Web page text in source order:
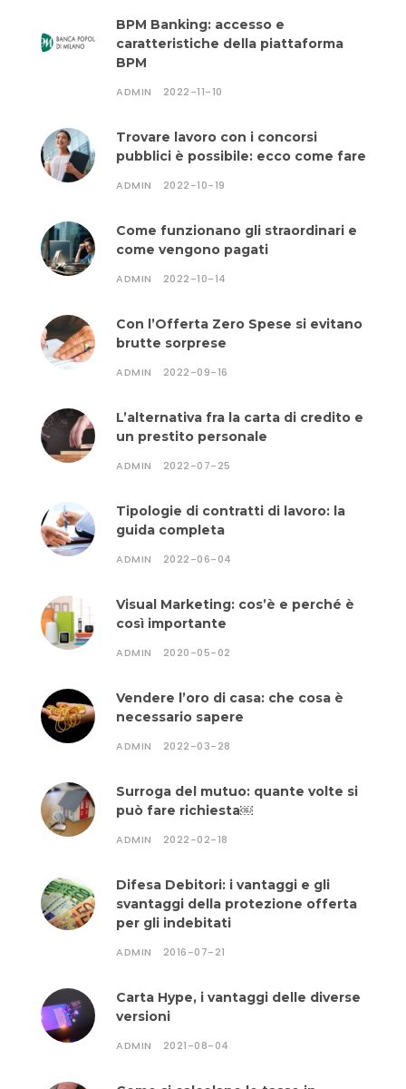
BPM Banking: accesso e
caratteristiche della piattaforma
BPM
ADMIN 2022-11-10
Trovare lavoro con i concorsi
pubblici è possibile: ecco come fare
ADMIN 2022-10-19
Come funzionano gli straordinari e
come vengono pagati
ADMIN 2022-10-14
Con l’Offerta Zero Spese si evitano
brutte sorprese
ADMIN 2022-09-16
L’alternativa fra la carta di credito e
un prestito personale
ADMIN 2022-07-25
Tipologie di contratti di lavoro: la
guida completa
ADMIN 2022-06-04
Visual Marketing: cos’è e perché è
così importante
ADMIN 2020-05-02
Vendere l’oro di casa: che cosa è
necessario sapere
ADMIN 2022-03-28
Surroga del mutuo: quante volte si
può fare richiesta￼
ADMIN 2022-02-18
Difesa Debitori: i vantaggi e gli
svantaggi della protezione offerta
per gli indebitati
ADMIN 2016-07-21
Carta Hype, i vantaggi delle diverse
versioni
ADMIN 2021-08-04